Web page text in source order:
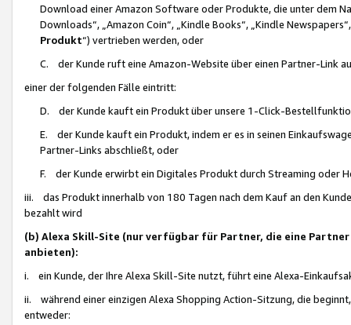
Download einer Amazon Software oder Produkte, die unter dem
Downloads“, „Amazon Coin“, „Kindle Books“, „Kindle
Produkt“) vertrieben werden, oder
C. der Kunde ruft eine Amazon-Website über einen Partner-Link
einer der folgenden Fälle eintritt:
D. der Kunde kauft ein Produkt über unsere 1-Click-
E. der Kunde kauft ein Produkt, indem er es in seinen
Partner-Links abschließt, oder
F. der Kunde erwirbt ein Digitales Produkt durch Streaming oder
iii. das Produkt innerhalb von 180 Tagen nach dem Kauf an den
bezahlt wird
(b) Alexa Skill-Site (nur verfügbar für Partner, die eine
anbieten):
i. ein Kunde, der Ihre Alexa Skill-Site nutzt, führt eine Alexa-
ii. während einer einzigen Alexa Shopping Action-Sitzung, die
entweder: